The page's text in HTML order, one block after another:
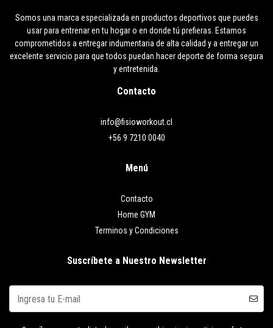
Somos una marca especializada en productos deportivos que puedes
usar para entrenar en tu hogar o en donde tú prefieras. Estamos
comprometidos a entregar indumentaria de alta calidad y a entregar un
excelente servicio para que todos puedan hacer deporte de forma segura
y entretenida.
Contacto
info@fisioworkout.cl
+56 9 7210 0040
Menú
Contacto
Home GYM
Terminos y Condiciones
Suscríbete a Nuestro Newsletter